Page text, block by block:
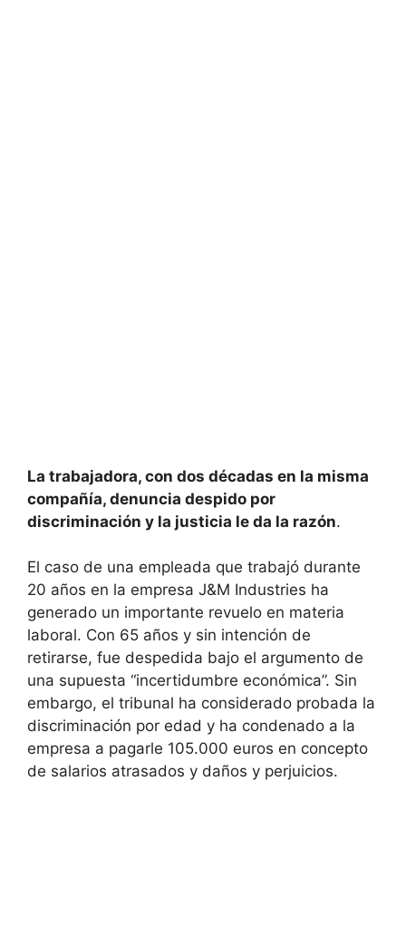
La trabajadora, con dos décadas en la misma
compañía, denuncia despido por
discriminación y la justicia le da la razón.
El caso de una empleada que trabajó durante
20 años en la empresa J&M Industries ha
generado un importante revuelo en materia
laboral. Con 65 años y sin intención de
retirarse, fue despedida bajo el argumento de
una supuesta “incertidumbre económica”. Sin
embargo, el tribunal ha considerado probada la
discriminación por edad y ha condenado a la
empresa a pagarle 105.000 euros en concepto
de salarios atrasados y daños y perjuicios.